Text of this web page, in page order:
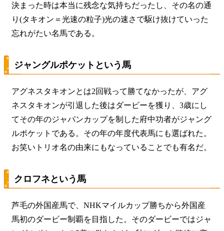
決まった時は本当に残念な気持ちだったし、その名の通
り(タキオン＝光速の粒子)光の速さで駆け抜けていった
忘れがたい名馬である。
ジャングルポケットという馬
アグネスタキオンとは2回戦って勝てなかったが、アグ
ネスタキオンが引退した後はダービーを獲り、3歳にし
てその年のジャパンカップを制した府中功者がジャング
ルポケットである。その年の年度代表馬にも選ばれた。
お笑いトリオ名の由来にもなっていることでも有名だ。
クロフネという馬
芦毛の外国産馬で、NHKマイルカップ勝ちから外国産
馬初のダービー制覇を目指した。そのダービーではジャ